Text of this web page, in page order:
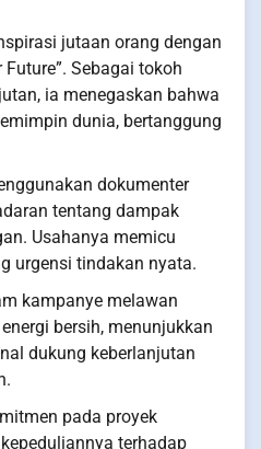
jutaan orang dengan
Sebagai tokoh
ia menegaskan bahwa
dunia, bertanggung
dokumenter
tentang dampak
Usahanya memicu
urgensi tindakan nyata.
kampanye melawan
bersih, menunjukkan
dukung keberlanjutan
pada proyek
terhadap